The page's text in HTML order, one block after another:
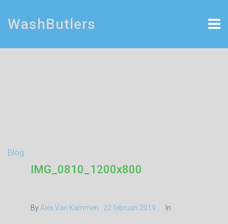
WashButlers
Blog
IMG_0810_1200x800
ByAlex Van Kammen 22 februari 2019 In